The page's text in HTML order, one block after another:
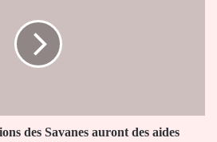
des Savanes auront des aides